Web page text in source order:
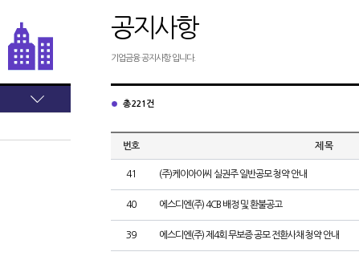
공지사항
기업금융 공지사항 입니다.
총 221건
번호 제 목
41 (주)케이아이씨 실권주 일반공모 청약 안내
40 에스디엔(주) 4CB 배정 및 환불공고
39 에스디엔(주) 제4회 무보증 공모 전환사채 청약 안내